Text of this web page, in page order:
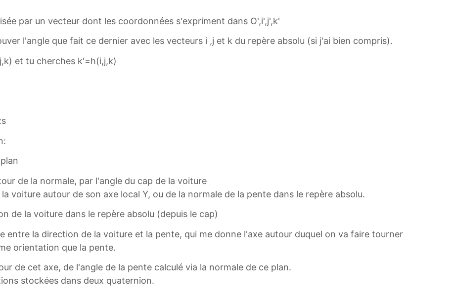
par un vecteur dont les coordonnées s'expriment dans O',i',j',k'
l'angle que fait ce dernier avec les vecteurs i ,j et k du repère absolu (si j'ai bien compris).
et tu cherches k'=h(i,j,k)
de la normale, par l'angle du cap de la voiture
voiture autour de son axe local Y, ou de la normale de la pente dans le repère absolu.
de la voiture dans le repère absolu (depuis le cap)
entre la direction de la voiture et la pente, qui me donne l'axe autour duquel on va faire tourner
orientation que la pente.
de cet axe, de l'angle de la pente calculé via la normale de ce plan.
stockées dans deux quaternion.